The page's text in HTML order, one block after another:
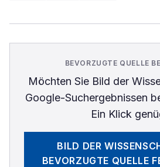
BEVORZUGTE QUELLE
Möchten Sie Bild der
Google-Suchergebnissen
Ein Klick
BILD DER
BEVORZUGTE QUELLE